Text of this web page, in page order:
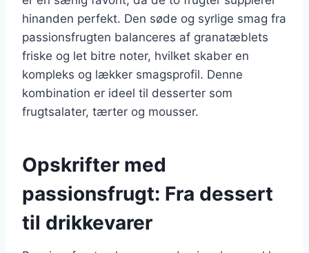
hinanden perfekt. Den søde og syrlige smag fra
passionsfrugten balanceres af granatæblets
friske og let bitre noter, hvilket skaber en
kompleks og lækker smagsprofil. Denne
kombination er ideel til desserter som
frugtsalater, tærter og mousser.
Opskrifter med
passionsfrugt: Fra dessert
til drikkevarer